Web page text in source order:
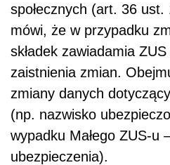
społecznych (art. 36
mówi, że w przypadku
składek zawiadamia
zaistnienia zmian.
zmiany danych
(np. nazwisko
wypadku Małego ZUS-u
ubezpieczenia).